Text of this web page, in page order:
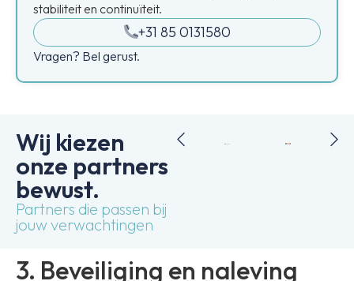
stabiliteit en continuïteit.
+31 85 0131580
Vragen? Bel gerust.
Wij kiezen
onze partners
bewust.
Partners die passen bij
jouw verwachtingen
3. Beveiliging en naleving